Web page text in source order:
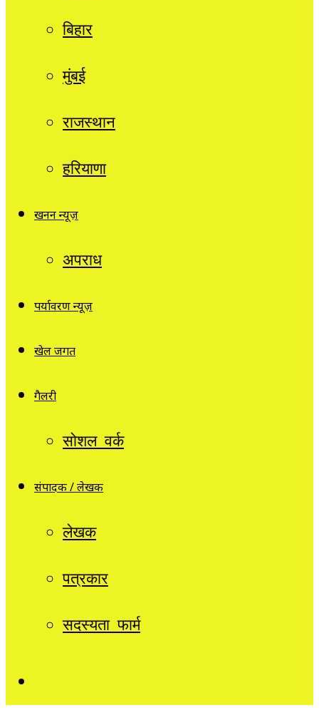
बिहार
मुंबई
राजस्थान
हरियाणा
खनन न्यूज़
अपराध
पर्यावरण न्यूज़
खेल जगत
गैलरी
सोशल वर्क
संपादक / लेखक
लेखक
पत्रकार
सदस्यता फार्म